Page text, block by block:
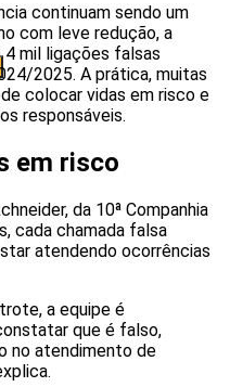
continuam sendo um
com leve redução, a
mil ligações falsas
2025. A prática, muitas
colocar vidas em risco e
responsáveis.
em risco
da 10ª Companhia
cada chamada falsa
atendendo ocorrências
a equipe é
que é falso,
no atendimento de